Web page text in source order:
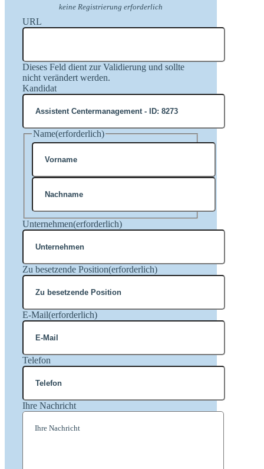
keine Registrierung erforderlich
URL
Dieses Feld dient zur Validierung und sollte
nicht verändert werden.
Kandidat
Name(erforderlich)
Vorname
Nachname
Unternehmen(erforderlich)
Zu besetzende Position(erforderlich)
E-Mail(erforderlich)
Telefon
Ihre Nachricht